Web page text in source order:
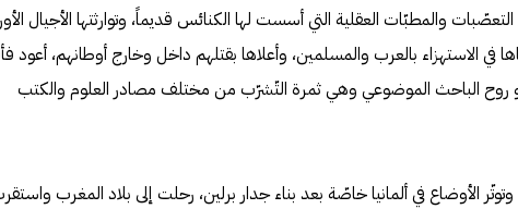
والمطبّات العقلية التي أسست لها الكنائس قديماً، وتوارثتها الأجيال
في الاستهزاء بالعرب والمسلمين، وأعلاها بقتلهم داخل وخارج أوطانهم، أعود
روح الباحث الموضوعي وهي ثمرة التّشرّب من مختلف مصادر العلوم والكتب
وتوتّر الأوضاع في ألمانيا خاصّة بعد بناء جدار برلين، رحلت إلى بلاد المغرب